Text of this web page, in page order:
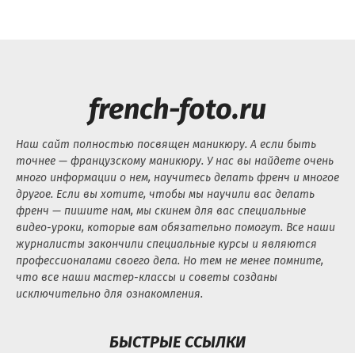
french-foto.ru
Наш сайт полностью посвящен маникюру. А если быть
точнее — французскому маникюру. У нас вы найдете очень
много информации о нем, научитесь делать френч и многое
другое. Если вы хотите, чтобы мы научили вас делать
френч — пишите нам, мы скинем для вас специальные
видео-уроки, которые вам обязательно помогут. Все наши
журналисты закончили специальные курсы и являются
профессионалами своего дела. Но тем не менее помните,
что все наши мастер-классы и советы созданы
исключительно для ознакомления.
БЫСТРЫЕ ССЫЛКИ